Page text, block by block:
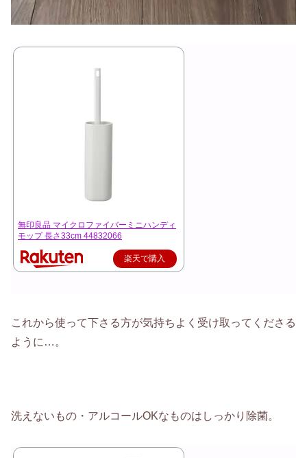
無印良品 マイクロファイバーミニハンディ
モップ 長さ33cm 44832066
楽天で購入
これから使って下さる方が気持ちよく受け取ってくださる
ように…。
洗えないもの・アルコールOKなものはしっかり除菌。